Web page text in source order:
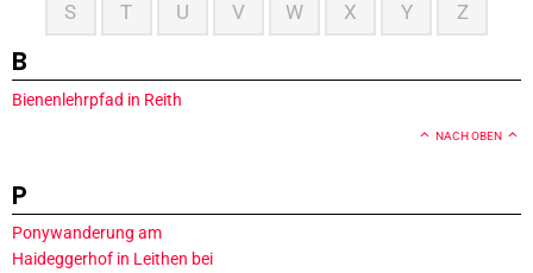
S T U V W X Y Z
B
Bienenlehrpfad in Reith
NACH OBEN
P
Ponywanderung am
Haideggerhof in Leithen bei